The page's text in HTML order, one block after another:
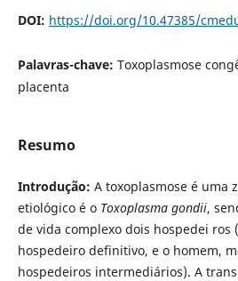
DOI: https://doi.org/10.47385/
Palavras-chave: Toxoplasmose
placenta
Resumo
Introdução: A toxoplasmose é uma
etiológico é o Toxoplasma gondii,
de vida complexo dois hospedei ros
hospedeiro definitivo, e o homem,
hospedeiros intermediários). A